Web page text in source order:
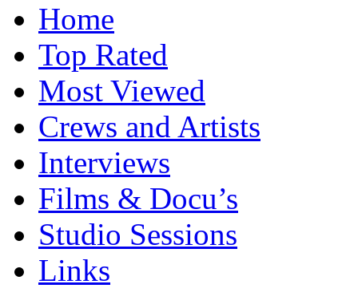
Home
Top Rated
Most Viewed
Crews and Artists
Interviews
Films & Docu’s
Studio Sessions
Links